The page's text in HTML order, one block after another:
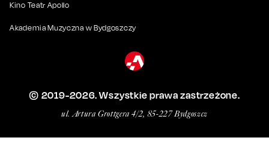
Kino Teatr Apollo
Akademia Muzyczna w Bydgoszczy
© 2019-2026. Wszystkie prawa zastrzeżone.
ul. Artura Grottgera 4/2, 85-227 Bydgoszcz